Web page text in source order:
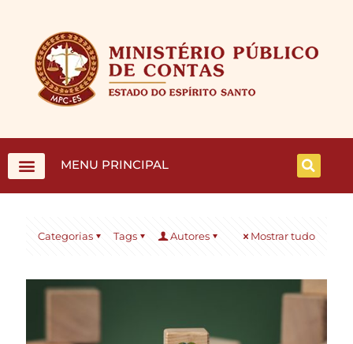
MENU PRINCIPAL
Categorias Tags Autores Mostrar tudo